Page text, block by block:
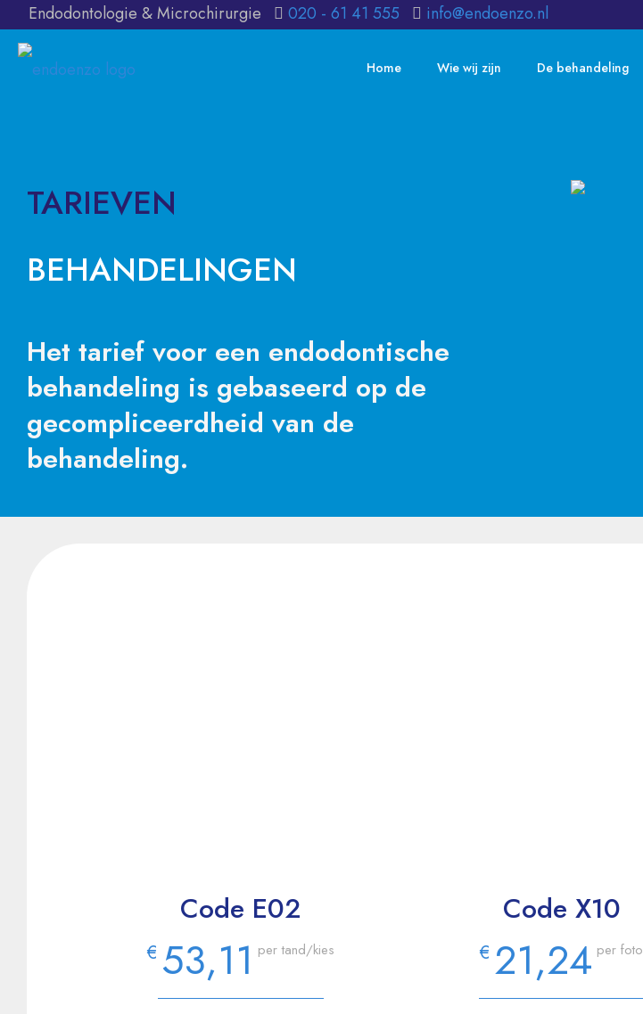
Endodontologie & Microchirurgie 020 - 61 41 555 info@endoenzo.nl
Home Wie wij zijn De behandeling
TARIEVEN
BEHANDELINGEN
Het tarief voor een endodontische
behandeling is gebaseerd op de
gecompliceerdheid van de
behandeling.
Code E02
€ 53,11 per tand/kies
Code X10
€ 21,24 per foto